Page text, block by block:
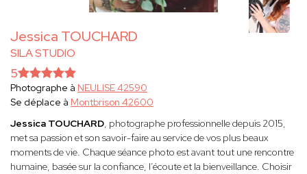
Jessica TOUCHARD
SILA STUDIO
5
Photographe à NEULISE 42590
Se déplace à Montbrison 42600
Jessica TOUCHARD, photographe professionnelle depuis 2015,
met sa passion et son savoir-faire au service de vos plus beaux
moments de vie. Chaque séance photo est avant tout une rencontre
humaine, basée sur la confiance, l’écoute et la bienveillance. Choisir